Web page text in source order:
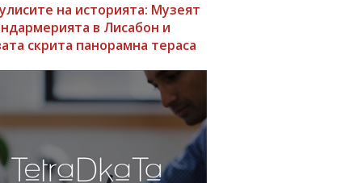
на историята: Музеят
в Лисабон и
скрита панорамна тераса